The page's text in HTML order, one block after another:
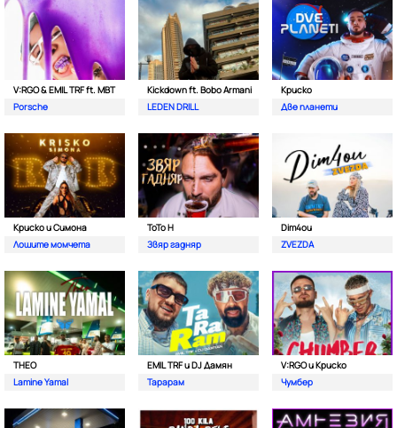
V:RGO & EMIL TRF ft. MBT
Porsche
Kickdown ft. Bobo Armani
LEDEN DRILL
Криско
Две планети
Криско и Симона
Лошите момчета
ToTo H
Звяр гадняр
Dim4ou
ZVEZDA
THEO
Lamine Yamal
EMIL TRF и DJ Дамян
Тарарам
V:RGO и Криско
Чумбер